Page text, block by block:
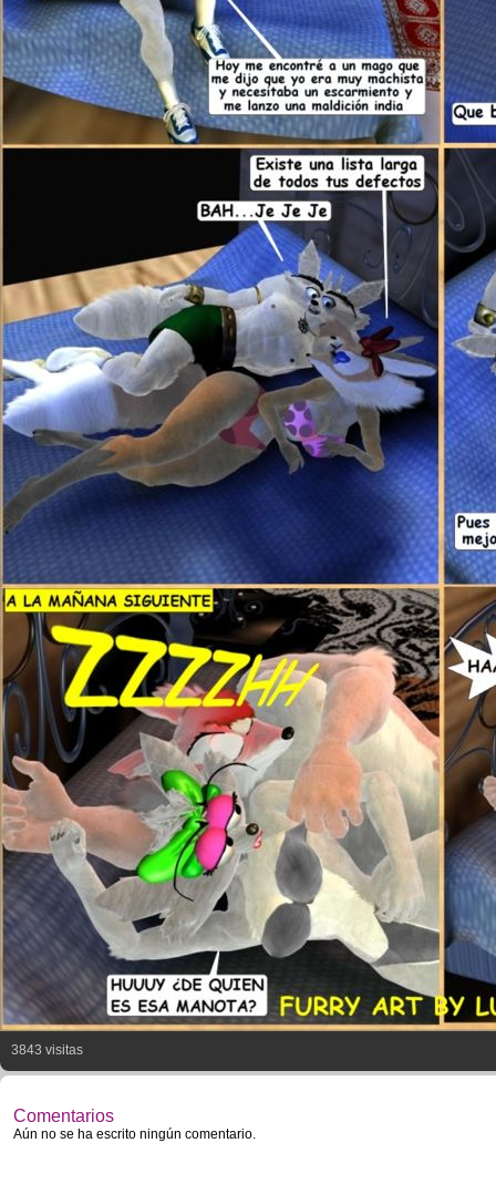
3843 visitas
Comentarios
Aún no se ha escrito ningún comentario.